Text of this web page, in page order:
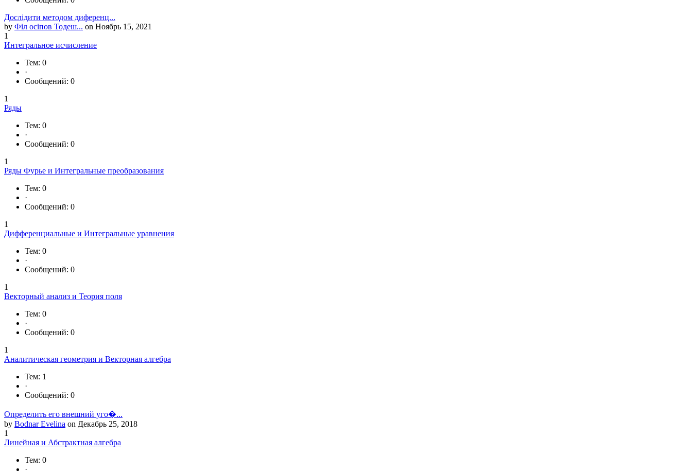
Дослідити методом диференц...
by Філ осіпов Тодеш... on Ноябрь 15, 2021
1
Интегральное исчисление
Тем: 0
·
Сообщений: 0
1
Ряды
Тем: 0
·
Сообщений: 0
1
Ряды Фурье и Интегральные преобразования
Тем: 0
·
Сообщений: 0
1
Дифференциальные и Интегральные уравнения
Тем: 0
·
Сообщений: 0
1
Векторный анализ и Теория поля
Тем: 0
·
Сообщений: 0
1
Аналитическая геометрия и Векторная алгебра
Тем: 1
·
Сообщений: 0
Определить его внешний уго�...
by Bodnar Evelina on Декабрь 25, 2018
1
Линейная и Абстрактная алгебра
Тем: 0
·